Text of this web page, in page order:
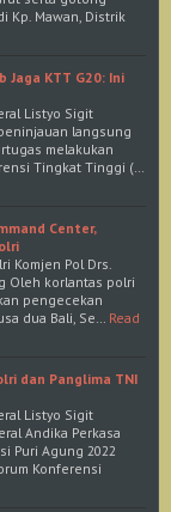
Kp. Mawan, Distrik
Jaga KTT G20: Ini
Listyo Sigit
langsung
melakukan
Tingkat Tinggi (…
Center,
Komjen Pol Drs.
Oleh korlantas polri
pengecekan
dua Bali, Se… Read
dan Panglima TNI
Listyo Sigit
Andika Perkasa
Puri Agung 2022
Konferensi